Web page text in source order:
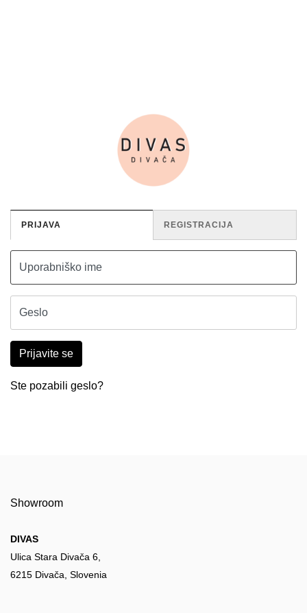
PRIJAVA REGISTRACIJA
Uporabniško ime
Geslo
Prijavite se
Ste pozabili geslo?
Showroom
DIVAS
Ulica Stara Divača 6,
6215 Divača, Slovenia